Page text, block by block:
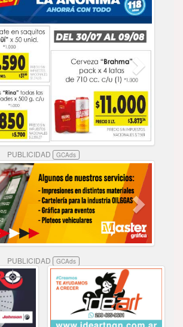
PUBLICIDAD GCAds
PUBLICIDAD GCAds